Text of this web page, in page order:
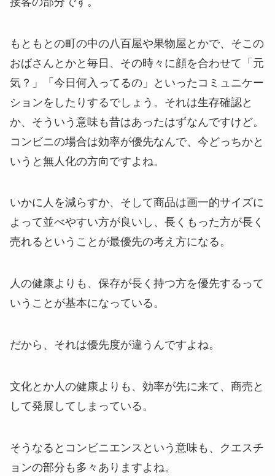
もともとの町の中の八百屋や果物屋とかで、そこの
おばさんとかと毎日、その時々に顔を合わせて「元
気？」「今日何入ってるの」といったコミュニケー
ションをしたりするでしょう。それは生存確認と
か、そういう意味も昔はあったはずなんですけど。
コンビニの場合は効率が優先なんで、今どっちかと
いうと無人化の方向ですよね。
いかに人を減らすか、そして商品は画一的サイズに
よって並べやすい方が良いし、長くもった方が長く
売れるということが最優先の考え方になる。
人の健康よりも、保存が長く持つ方を優先するって
いうことが基本になっている。
だから、それは優先度が違うんですよね。
文化とか人の健康よりも、効率が先に来て、商売と
して発展してしまっている。
そうなるとコンビニエンスという意味も、クエスチ
ョンの部分も多々ありますよね。